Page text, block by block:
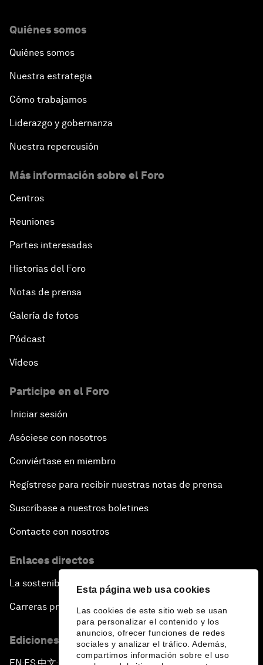
Esta página web usa cookies
Las cookies de este sitio web se usan
para personalizar el contenido y los
anuncios, ofrecer funciones de redes
sociales y analizar el tráfico. Además,
compartimos información sobre el uso
Quiénes somos
Quiénes somos
Nuestra estrategia
Cómo trabajamos
Liderazgo y gobernanza
Nuestra repercusión
Más información sobre el Foro
Centros
Reuniones
Partes interesadas
Historias del Foro
Notas de prensa
Galería de fotos
Pódcast
Vídeos
Participe en el Foro
Iniciar sesión
Asóciese con nosotros
Conviértase en miembro
Regístrese para recibir nuestras notas de prensa
Suscríbase a nuestros boletines
Contacte con nosotros
Enlaces directos
La sostenibilidad en el Foro
Carreras profesionales
Ediciones en otros idiomas
▪ ▪ ▪